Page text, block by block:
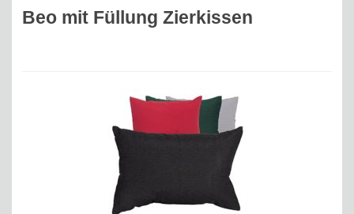
Beo mit Füllung Zierkissen